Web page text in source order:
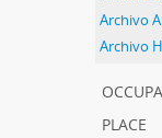
Archivo
place